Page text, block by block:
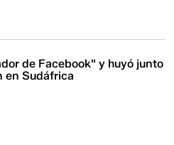
de Facebook" y huyó junto
en Sudáfrica